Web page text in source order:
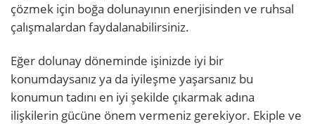
çözmek için boğa dolunayının enerjisinden ve ruhsal
çalışmalardan faydalanabilirsiniz.
Eğer dolunay döneminde işinizde iyi bir
konumdaysanız ya da iyileşme yaşarsanız bu
konumun tadını en iyi şekilde çıkarmak adına
ilişkilerin gücüne önem vermeniz gerekiyor. Ekiple ve